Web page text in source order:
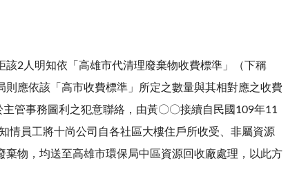
2人明知依「高雄市代清理廢棄物收費標準」（下稱
應依該「高市收費標準」所定之數量與其相對應之收費
管事務圖利之犯意聯絡，由黃〇〇接續自民國109年11
情員工將十尚公司自各社區大樓住戶所收受、非屬資源
物，均送至高雄市環保局中區資源回收廠處理，以此方